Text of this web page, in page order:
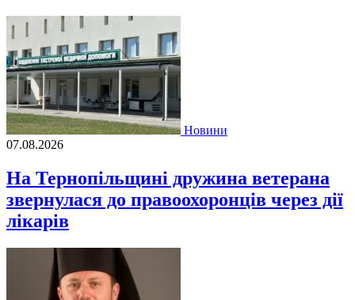
Новини
07.08.2026
На Тернопільщині дружина ветерана
звернулася до правоохоронців через дії
лікарів